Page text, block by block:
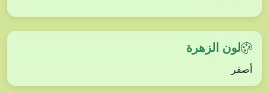
لون الزهرة
أصفر